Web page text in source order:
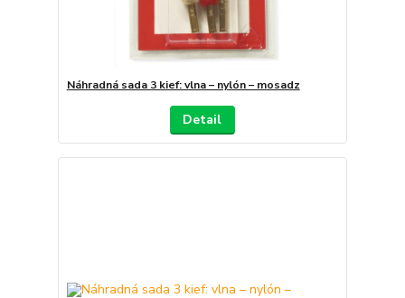
Náhradná sada 3 kief: vlna – nylón – mosadz
Detail